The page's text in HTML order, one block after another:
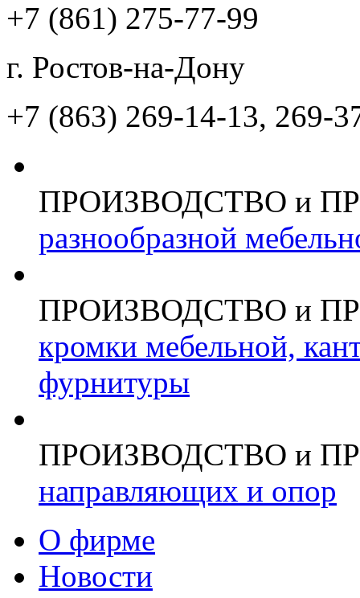
+7 (861) 275-77-99
г. Ростов-на-Дону
+7 (863) 269-14-13, 269-
ПРОИЗВОДСТВО и
разнообразной
ПРОИЗВОДСТВО и
кромки мебельной,
фурнитуры
ПРОИЗВОДСТВО и
направляющих и опор
О фирме
Новости